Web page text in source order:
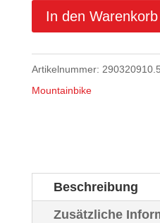
In den Warenkorb
Artikelnummer:
Mountainbike
Beschreibung
Zusätzliche